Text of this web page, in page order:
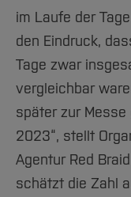
im Laufe der
den Eindruck,
Tage zwar
vergleichbar
später zur
2023“, stellt
Agentur Red
schätzt die Zahl